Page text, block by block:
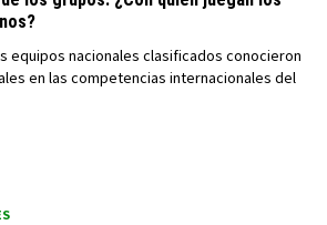
equipos nacionales clasificados conocieron
en las competencias internacionales del